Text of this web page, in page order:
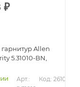
₽
Allen
5.31010-BN,
Арт.:
Код: 26103